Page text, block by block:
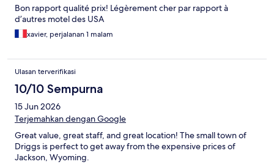
Bon rapport qualité prix! Légèrement cher par rapport à
d’autres motel des USA
xavier, perjalanan 1 malam
Ulasan terverifikasi
10/10 Sempurna
15 Jun 2026
Terjemahkan dengan Google
Great value, great staff, and great location! The small town of
Driggs is perfect to get away from the expensive prices of
Jackson, Wyoming.